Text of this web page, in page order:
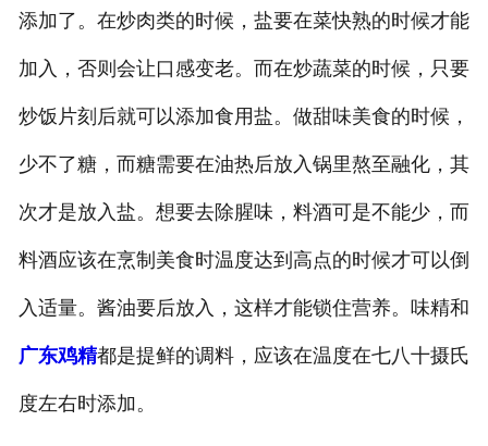
- 广东蜜汁味卤蛋
- 广东茶香味卤蛋
添加了。在炒肉类的时候，盐要在菜快熟的时候才能
加入，否则会让口感变老。而在炒蔬菜的时候，只要
炒饭片刻后就可以添加食用盐。做甜味美食的时候，
少不了糖，而糖需要在油热后放入锅里熬至融化，其
次才是放入盐。想要去除腥味，料酒可是不能少，而
料酒应该在烹制美食时温度达到高点的时候才可以倒
入适量。酱油要后放入，这样才能锁住营养。味精和
广东鸡精都是提鲜的调料，应该在温度在七八十摄氏
度左右时添加。